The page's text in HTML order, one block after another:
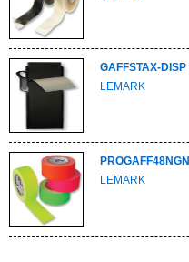
GAFFSTAX-DISP
LEMARK
PROGAFF48NGN
LEMARK